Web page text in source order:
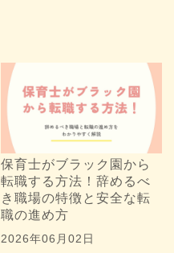
保育士がブラック園から
転職する方法！辞めるべ
き職場の特徴と安全な転
職の進め方
2026年06月02日